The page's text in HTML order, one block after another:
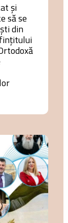
și
să se
din